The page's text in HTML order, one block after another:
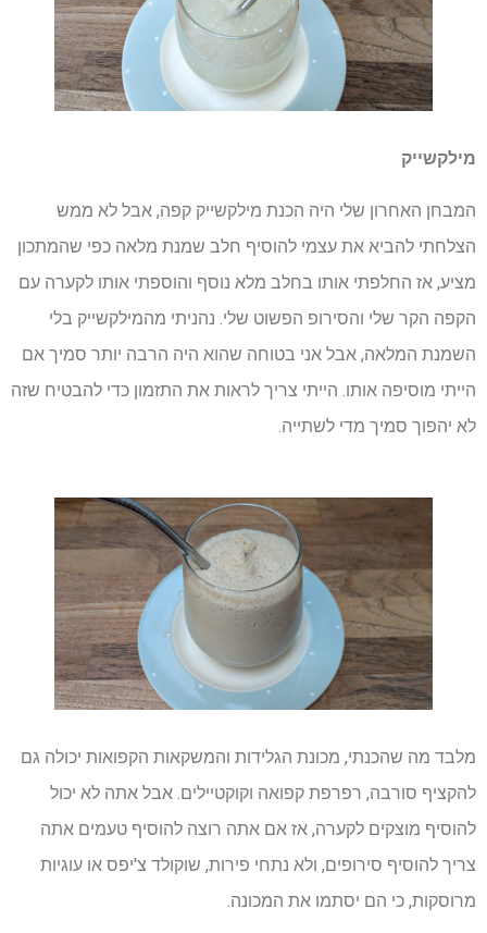
מילקשייק
המבחן האחרון שלי היה הכנת מילקשייק קפה, אבל לא ממש
הצלחתי להביא את עצמי להוסיף חלב שמנת מלאה כפי שהמתכון
מציע, אז החלפתי אותו בחלב מלא נוסף והוספתי אותו לקערה עם
הקפה הקר שלי והסירופ הפשוט שלי. נהניתי מהמילקשייק בלי
השמנת המלאה, אבל אני בטוחה שהוא היה הרבה יותר סמיך אם
הייתי מוסיפה אותו. הייתי צריך לראות את התזמון כדי להבטיח שזה
לא יהפוך סמיך מדי לשתייה.
מלבד מה שהכנתי, מכונת הגלידות והמשקאות הקפואות יכולה גם
להקציף סורבה, רפרפת קפואה וקוקטיילים. אבל אתה לא יכול
להוסיף מוצקים לקערה, אז אם אתה רוצה להוסיף טעמים אתה
צריך להוסיף סירופים, ולא נתחי פירות, שוקולד צ'יפס או עוגיות
מרוסקות, כי הם יסתמו את המכונה.